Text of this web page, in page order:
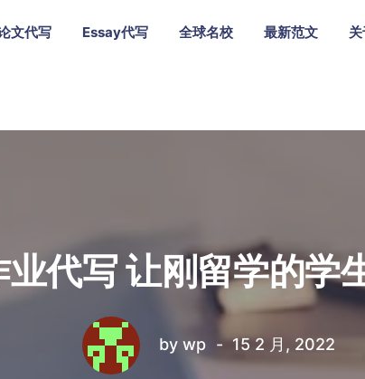
文代写 Essay代写 全球名校 最新范文
代写 让刚留学的学
by wp 15 2 月, 2022